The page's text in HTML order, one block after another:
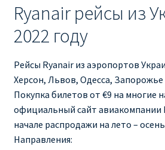
Ryanair Україна из Киева, Одессы,
Херсона от € 15
RYANAIR.COM НА РУССКОМ –
Авиабилеты Ryanair на Тенерифе от
АВИАБИЛЕТЫ RYANAIR ОТ € 12
Ryanair рейсы из
2022 году
Рейсы Ryanair из аэропортов
Херсон, Львов, Одесса,
Покупка билетов от €9 на многие
официальный сайт авиакомпании
начале распродажи на лето – осень
Направления: